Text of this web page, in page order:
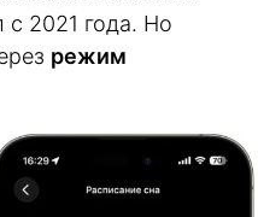
с 2021 года. Но
режим